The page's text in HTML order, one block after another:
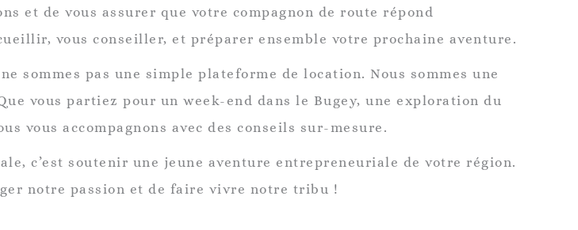
et de vous assurer que votre compagnon de route répond
vous conseiller, et préparer ensemble votre prochaine aventure.
sommes pas une simple plateforme de location. Nous sommes une
vous partiez pour un week-end dans le Bugey, une exploration du
vous accompagnons avec des conseils sur-mesure.
c’est soutenir une jeune aventure entrepreneuriale de votre région.
notre passion et de faire vivre notre tribu !